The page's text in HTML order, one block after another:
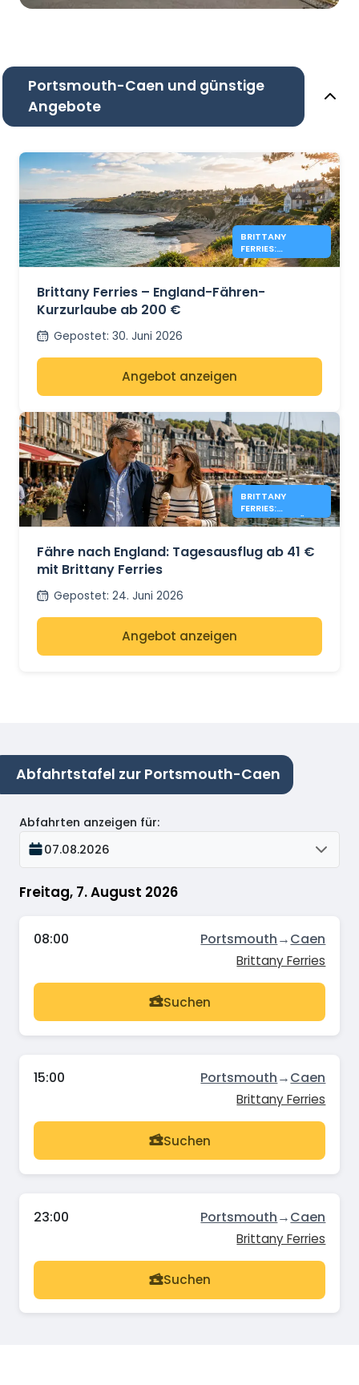
Portsmouth-Caen und günstige
Angebote
BRITTANY
FERRIES:
ENGLAND-
Brittany Ferries – England-Fähren-
Kurzurlaube ab 200 €
Gepostet: 30. Juni 2026
Angebot anzeigen
BRITTANY
FERRIES:
TAGESAUSFLÜGE
AB 41 €
Fähre nach England: Tagesausflug ab 41 €
mit Brittany Ferries
Gepostet: 24. Juni 2026
Angebot anzeigen
Abfahrtstafel zur Portsmouth-Caen
Freitag, 7. August 2026
Abfahrten anzeigen für:
07.08.2026
08:00 Portsmouth→Caen
Brittany Ferries
Suchen
15:00 Portsmouth→Caen
Brittany Ferries
Suchen
23:00 Portsmouth→Caen
Brittany Ferries
Suchen